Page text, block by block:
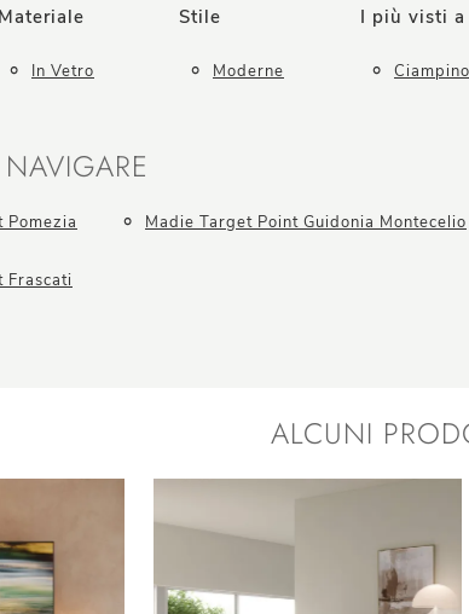
Materiale
In Vetro
Stile
Moderne
I più visti a
Ciampino
Pomezia Madie Target Point Guidonia Montecelio
Frascati
ALCUNI